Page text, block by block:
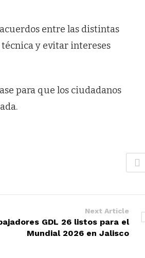
entre las distintas
y evitar intereses
para que los ciudadanos
Next Article
GDL 26 listos para el
Mundial 2026 en Jalisco